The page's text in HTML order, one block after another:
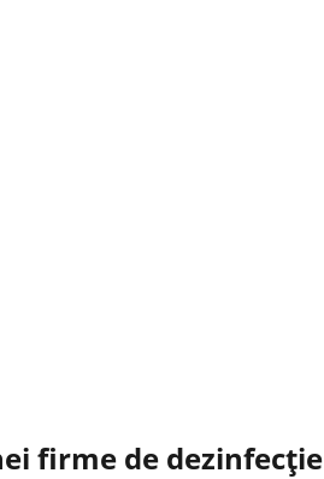
firme de dezinfecție